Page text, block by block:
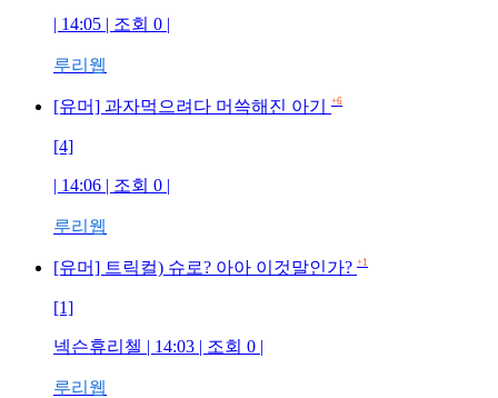
| 14:05 | 조회 0 |
루리웹
[유머] 과자먹으려다 머쓱해진 아기 +6
[4]
| 14:06 | 조회 0 |
루리웹
[유머] 트릭컬) 슈로? 아아 이것말인가? +1
[1]
넥슨휴리첼 | 14:03 | 조회 0 |
루리웹